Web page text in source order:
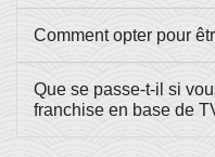
Comment opter pour
Que se passe-t-il si
franchise en base de